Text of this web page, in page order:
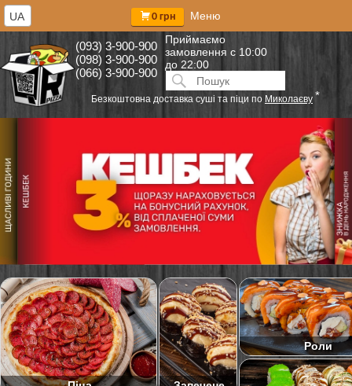
(093) 3-900-900
(098) 3-900-900
(066) 3-900-900
Приймаємо
замовлення с 10:00
до 22:00
Искать:ПОИСК
0 грн Меню
Безкоштовна доставка суші та піци по Миколаєву *
UA
Роли